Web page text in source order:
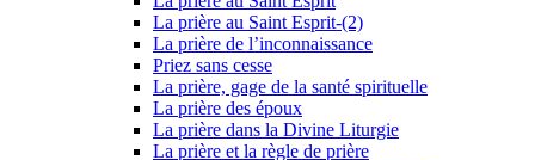
La prière au Saint Esprit-(2)
La prière de l’inconnaissance
Priez sans cesse
La prière, gage de la santé spirituelle
La prière des époux
La prière dans la Divine Liturgie
La prière et la règle de prière